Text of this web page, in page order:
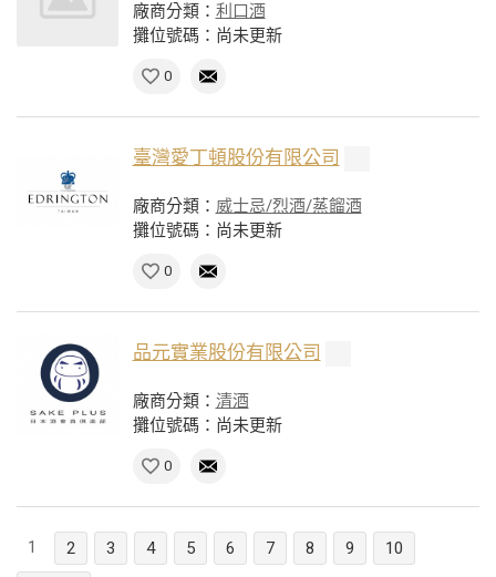
廠商分類： 利口酒
攤位號碼：尚未更新
0
臺灣愛丁頓股份有限公司
廠商分類： 威士忌/烈酒/蒸餾酒
攤位號碼：尚未更新
0
品元實業股份有限公司
廠商分類： 清酒
攤位號碼：尚未更新
0
1 2 3 4 5 6 7 8 9
10